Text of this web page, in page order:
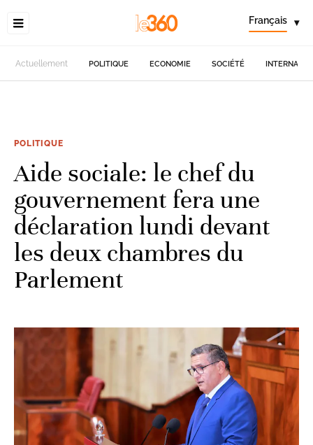
Français ▾
Actuellement POLITIQUE ECONOMIE SOCIÉTÉ
POLITIQUE
Aide sociale: le chef du
gouvernement fera une
déclaration lundi devant
les deux chambres du
Parlement